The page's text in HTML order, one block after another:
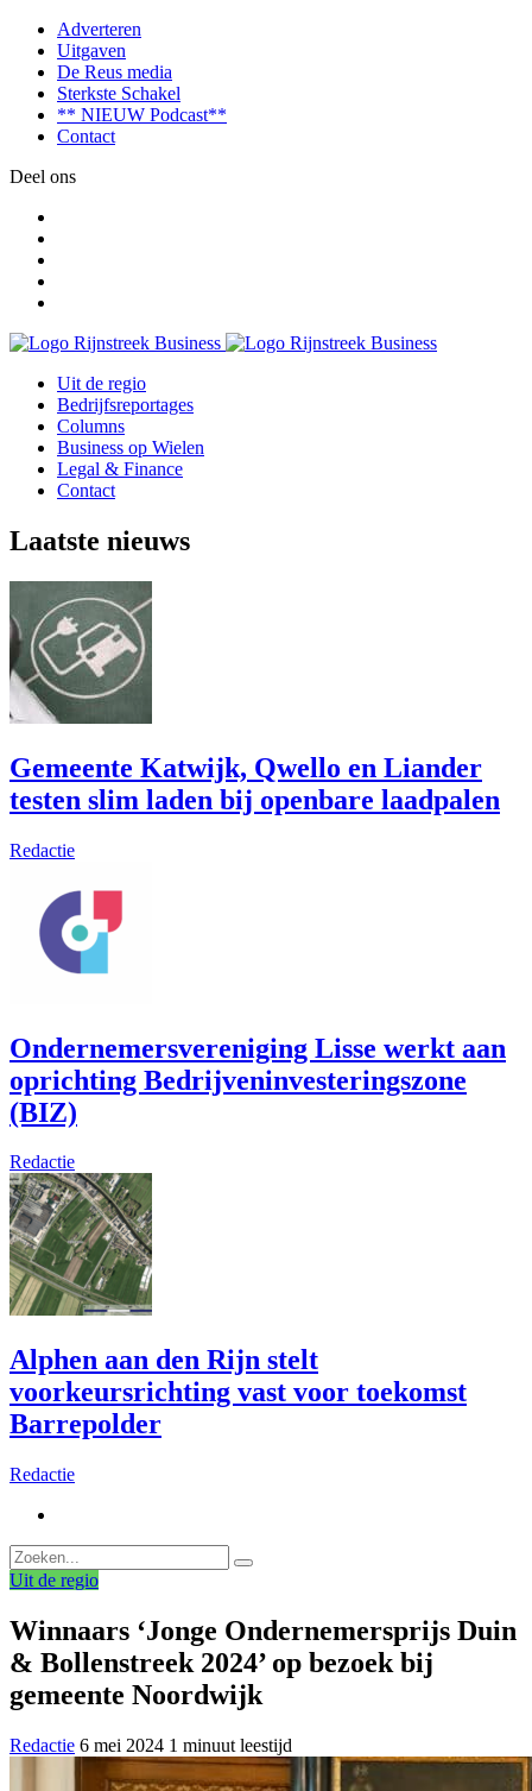
Adverteren
Uitgaven
De Reus media
Sterkste Schakel
** NIEUW Podcast**
Contact
Deel ons
Uit de regio
Bedrijfsreportages
Columns
Business op Wielen
Legal & Finance
Contact
Laatste nieuws
Gemeente Katwijk, Qwello en Liander
testen slim laden bij openbare laadpalen
Redactie
Ondernemersvereniging Lisse werkt aan
oprichting Bedrijveninvesteringszone
(BIZ)
Redactie
Alphen aan den Rijn stelt
voorkeursrichting vast voor toekomst
Barrepolder
Redactie
Uit de regio
Winnaars ‘Jonge Ondernemersprijs Duin
& Bollenstreek 2024’ op bezoek bij
gemeente Noordwijk
Redactie 6 mei 2024 1 minuut leestijd